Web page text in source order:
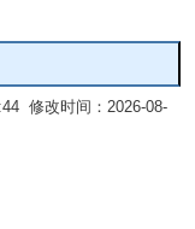
修改时间：2026-08-